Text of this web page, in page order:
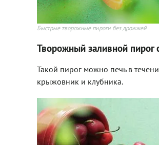
Быстрые творожные пироги без дрожжей
Творожный заливной пирог
Такой пирог можно печь в
крыжовник и клубника.